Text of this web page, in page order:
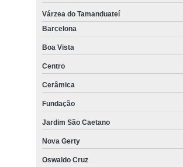
Várzea do Tamanduateí
Barcelona
Boa Vista
Centro
Cerâmica
Fundação
Jardim São Caetano
Nova Gerty
Oswaldo Cruz